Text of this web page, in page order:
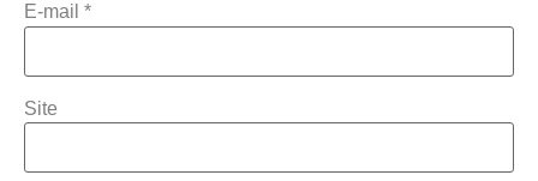
E-mail *
Site